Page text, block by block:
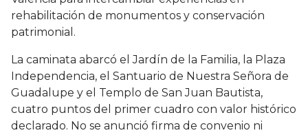
rehabilitación de monumentos y conservación
patrimonial.
La caminata abarcó el Jardín de la Familia, la Plaza
Independencia, el Santuario de Nuestra Señora de
Guadalupe y el Templo de San Juan Bautista,
cuatro puntos del primer cuadro con valor histórico
declarado. No se anunció firma de convenio ni